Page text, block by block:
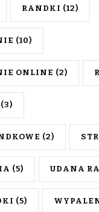
RANDKI (12)
(10)
ONLINE (2)
(3)
(2)
(5) UDANA
(5)